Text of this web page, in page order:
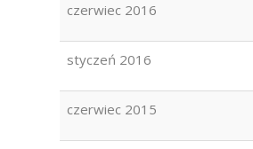
czerwiec 2016
styczeń 2016
czerwiec 2015